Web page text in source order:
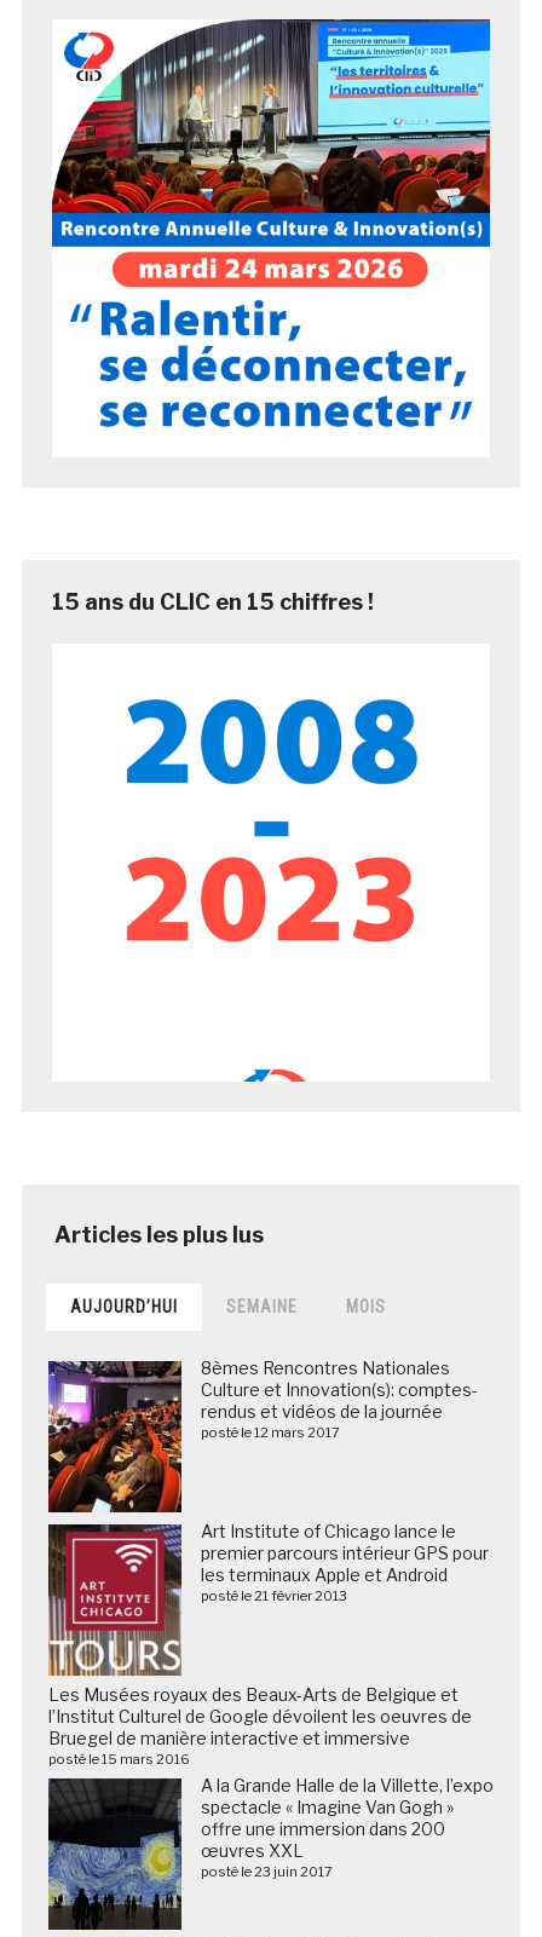
15 ans du CLIC en 15 chiffres !
AUJOURD’HUI SEMAINE MOIS
8èmes Rencontres Nationales
Culture et Innovation(s): comptes-
rendus et vidéos de la journée
posté le 12 mars 2017
Art Institute of Chicago lance le
premier parcours intérieur GPS pour
les terminaux Apple et Android
posté le 21 février 2013
Les Musées royaux des Beaux-Arts de Belgique et
l’Institut Culturel de Google dévoilent les oeuvres de
Bruegel de manière interactive et immersive
posté le 15 mars 2016
A la Grande Halle de la Villette, l’expo
spectacle « Imagine Van Gogh »
offre une immersion dans 200
œuvres XXL
posté le 23 juin 2017